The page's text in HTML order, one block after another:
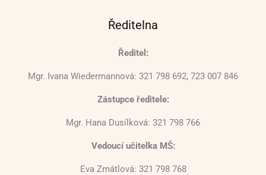
Ředitelna
Ředitel:
Mgr. Ivana Wiedermannová: 321 798 692, 723 007 846
Zástupce ředitele:
Mgr. Hana Dusílková: 321 798 766
Vedoucí učitelka MŠ:
Eva Zmátlová: 321 798 768